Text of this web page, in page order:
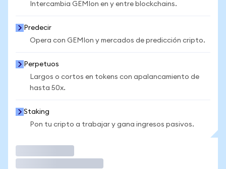
Intercambia GEMIon en y entre blockchains.
Predecir
Opera con GEMIon y mercados de predicción cripto.
Perpetuos
Largos o cortos en tokens con apalancamiento de
hasta 50x.
Staking
Pon tu cripto a trabajar y gana ingresos pasivos.